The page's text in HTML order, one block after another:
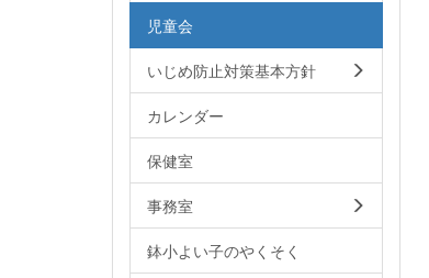
児童会
いじめ防止対策基本方針
カレンダー
保健室
事務室
鉢小よい子のやくそく